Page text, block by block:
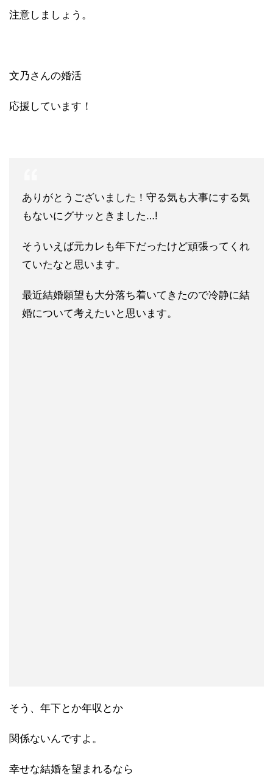
注意しましょう。
文乃さんの婚活
応援しています！
ありがとうございました！守る気も大事にする気
もないにグサッときました…!
そういえば元カレも年下だったけど頑張ってくれ
ていたなと思います。
最近結婚願望も大分落ち着いてきたので冷静に結
婚について考えたいと思います。
そう、年下とか年収とか
関係ないんですよ。
幸せな結婚を望まれるなら